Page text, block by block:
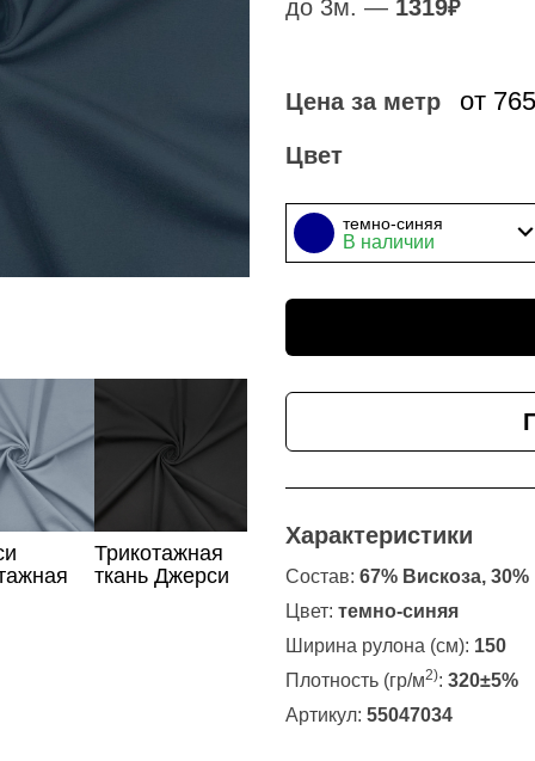
до 3м. — 1319₽
Цена за метр от 765
Цвет
темно-синяя
В наличии
Характеристики
Состав: 67% Вискоза,
Цвет: темно-синяя
Ширина рулона (см): 150
Плотность (гр/м2): 320±5%
Артикул: 55047034
Трикотажная
ткань Джерси